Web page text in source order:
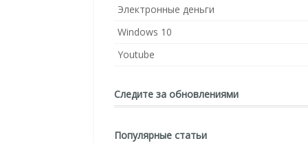
Электронные деньги
Windows 10
Youtube
Следите за обновлениями
Популярные статьи